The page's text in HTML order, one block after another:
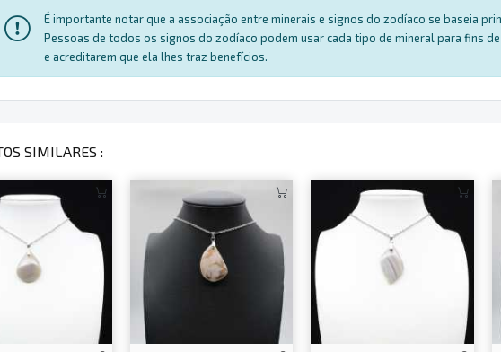
É importante notar que a associação entre minerais e signos do zodíaco se baseia
Pessoas de todos os signos do zodíaco podem usar cada tipo de mineral para fins
e acreditarem que ela lhes traz benefícios.
SIMILARES :